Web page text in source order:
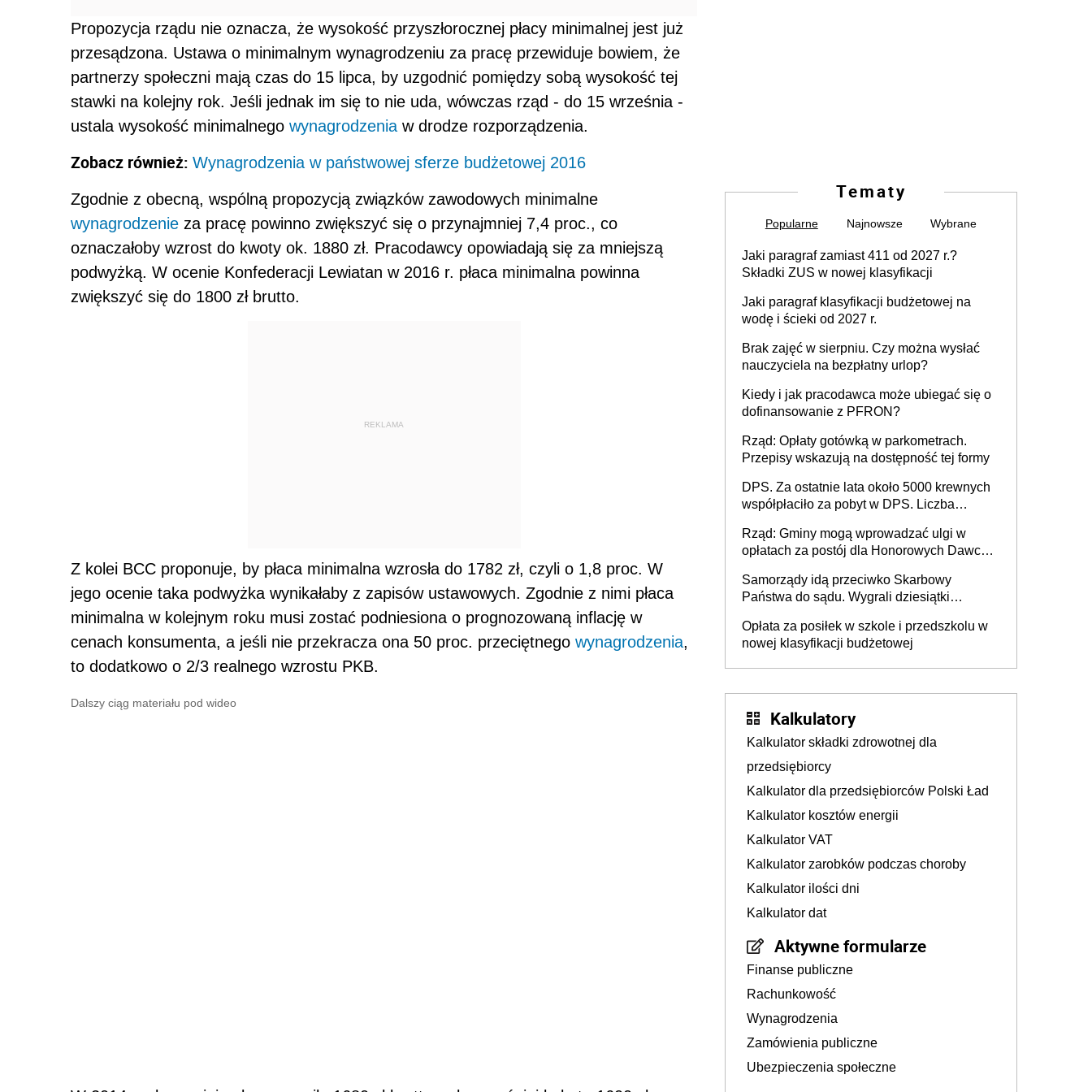
Propozycja rządu nie oznacza, że wysokość przyszłorocznej płacy minimalnej jest już
przesądzona. Ustawa o minimalnym wynagrodzeniu za pracę przewiduje bowiem, że
partnerzy społeczni mają czas do 15 lipca, by uzgodnić pomiędzy sobą wysokość tej
stawki na kolejny rok. Jeśli jednak im się to nie uda, wówczas rząd - do 15 września -
ustala wysokość minimalnego wynagrodzeniaw drodze rozporządzenia.
Zobacz również: Wynagrodzenia w państwowej sferze budżetowej 2016
Zgodnie z obecną, wspólną propozycją związków zawodowych minimalne
wynagrodzenie za pracę powinno zwiększyć się o przynajmniej 7,4 proc., co
oznaczałoby wzrost do kwoty ok. 1880 zł. Pracodawcy opowiadają się za mniejszą
podwyżką. W ocenie Konfederacji Lewiatan w 2016 r. płaca minimalna powinna
zwiększyć się do 1800 zł brutto.
REKLAMA
Z kolei BCC proponuje, by płaca minimalna wzrosła do 1782 zł, czyli o 1,8 proc. W
jego ocenie taka podwyżka wynikałaby z zapisów ustawowych. Zgodnie z nimi płaca
minimalna w kolejnym roku musi zostać podniesiona o prognozowaną inflację w
cenach konsumenta, a jeśli nie przekracza ona 50 proc. przeciętnego wynagrodzenia,
to dodatkowo o 2/3 realnego wzrostu PKB.
Dalszy ciąg materiału pod wideo
Tematy
Popularne Najnowsze Wybrane
Jaki paragraf zamiast 411 od 2027 r.?
Składki ZUS w nowej klasyfikacji
Jaki paragraf klasyfikacji budżetowej na
wodę i ścieki od 2027 r.
Brak zajęć w sierpniu. Czy można wysłać
nauczyciela na bezpłatny urlop?
Kiedy i jak pracodawca może ubiegać się o
dofinansowanie z PFRON?
Rząd: Opłaty gotówką w parkometrach.
Przepisy wskazują na dostępność tej formy
DPS. Za ostatnie lata około 5000 krewnych
współpłaciło za pobyt w DPS. Liczba
Rząd: Gminy mogą wprowadzać ulgi w
opłatach za postój dla Honorowych Dawców
Samorządy idą przeciwko Skarbowy
Państwa do sądu. Wygrali dziesiątki
Opłata za posiłek w szkole i przedszkolu w
nowej klasyfikacji budżetowej
Kalkulatory
Kalkulator składki zdrowotnej dla
przedsiębiorcy
Kalkulator dla przedsiębiorców Polski Ład
Kalkulator kosztów energii
Kalkulator VAT
Kalkulator zarobków podczas choroby
Kalkulator ilości dni
Kalkulator dat
Aktywne formularze
Finanse publiczne
Rachunkowość
Wynagrodzenia
Zamówienia publiczne
Ubezpieczenia społeczne